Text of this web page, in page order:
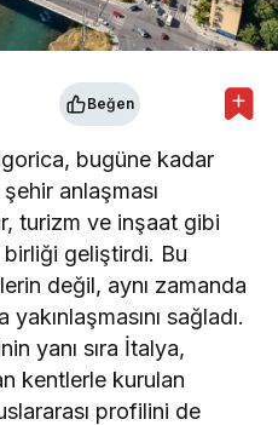
Beğen
bugüne kadar
anlaşması
turizm ve inşaat gibi
birliği geliştirdi. Bu
değil, aynı zamanda
sağladı.
yanı sıra İtalya,
kentlerle kurulan
profilini de